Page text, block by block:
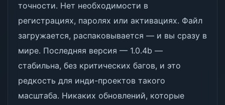
точности. Нет необходимости в
регистрациях, паролях или активациях. Файл
загружается, распаковывается — и вы сразу в
мире. Последняя версия — 1.0.4b —
стабильна, без критических багов, и это
редкость для инди-проектов такого
масштаба. Никаких обновлений, которые